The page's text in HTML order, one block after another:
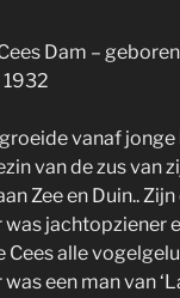
Dam –
1932
vanaf
van de zus van
Zee en Duin..
was jachtopziener
Cees alle
een man van